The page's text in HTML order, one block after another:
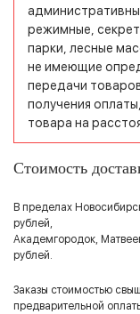
режимные,
парки, лесные
не имеющие
передачи
получения
товара на
Стоимость
В пределах
рублей,
Академгородок,
рублей.
Заказы стоимостью
предварительной